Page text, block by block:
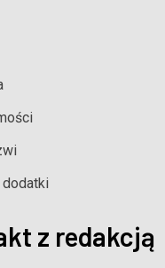
dodatki
z redakcją